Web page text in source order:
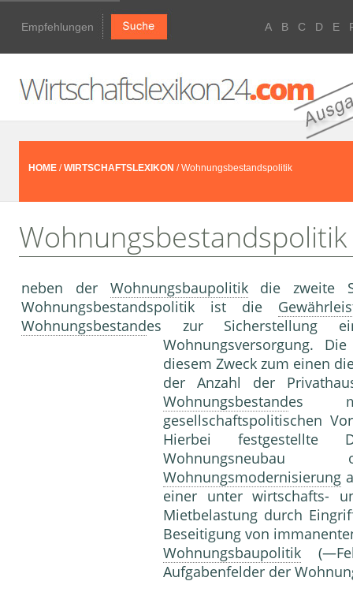
Empfehlungen A B C D E
HOME /WIRTSCHAFTSLEXIKON / Wohnungsbestandspolitik
Wohnungsbestandspolitik
neben der Wohnungsbaupolitikdie zweite
Wohnungsbestandspolitik ist die
Wohnungsbestandes zur Sicherstellung
Wohnungsversorgung.
diesem Zweck zum einen
der Anzahl der
Wohnungsbestandes
gesellschaftspolitischen
Hierbei festgestellte
Wohnungsmodernisierung
einer unter wirtschafts-
Mietbelastung durch
Beseitigung von
Wohnungsbaupolitik
Aufgabenfelder der